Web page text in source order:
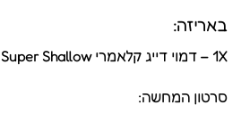
באריזה:
1X – דמוי דייג קלאמרי Squid Mania WILD CHASE 3.5 Super Shallow
סרטון המחשה: